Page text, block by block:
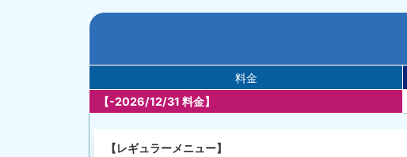
料金
【-2026/12/31 料金】
【レギュラーメニュー】